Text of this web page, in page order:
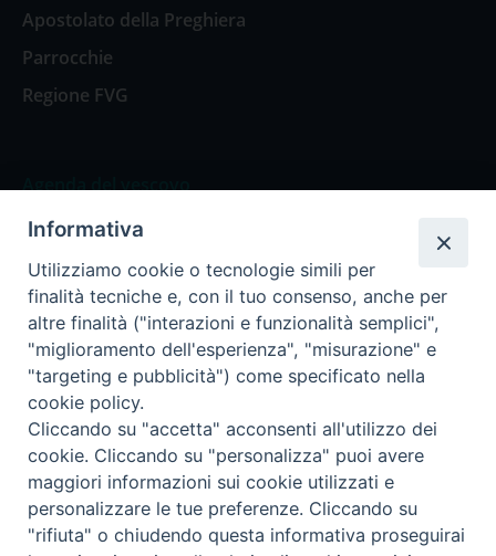
Apostolato della Preghiera
Parrocchie
Regione FVG
Agenda del vescovo
Agenda del vescovo
Privacy Policy Trasparenza
Termini e Condizioni
Informativa per il trattamento dei dati personali
Informativa
Utilizziamo cookie o tecnologie simili per
finalità tecniche e, con il tuo consenso, anche per
altre finalità ("interazioni e funzionalità semplici",
"miglioramento dell'esperienza", "misurazione" e
"targeting e pubblicità") come specificato nella
cookie policy.
Cliccando su "accetta" acconsenti all'utilizzo dei
cookie. Cliccando su "personalizza" puoi avere
maggiori informazioni sui cookie utilizzati e
personalizzare le tue preferenze. Cliccando su
"rifiuta" o chiudendo questa informativa proseguirai